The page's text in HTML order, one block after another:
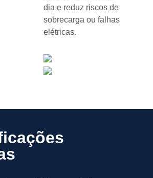
dia e reduz riscos de
sobrecarga ou falhas
elétricas.